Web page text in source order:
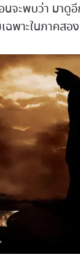
จะพบว่า มาดู
ฉพาะในภาคส